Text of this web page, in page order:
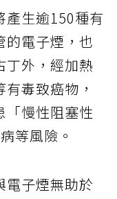
產生逾150種有
的電子煙，也
丁外，經加熱
毒致癌物，
「慢性阻塞性
等風險。
電子煙無助於